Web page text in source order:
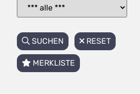
SUCHEN RESET
MERKLISTE